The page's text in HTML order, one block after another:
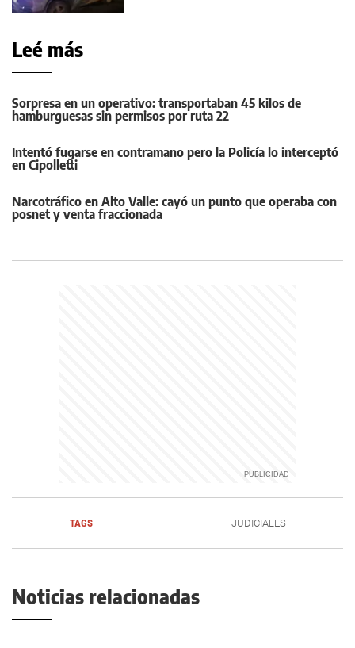
Leé más
Sorpresa en un operativo: transportaban 45 kilos de
hamburguesas sin permisos por ruta 22
Intentó fugarse en contramano pero la Policía lo interceptó
en Cipolletti
Narcotráfico en Alto Valle: cayó un punto que operaba con
posnet y venta fraccionada
TAGS JUDICIALES
Noticias relacionadas